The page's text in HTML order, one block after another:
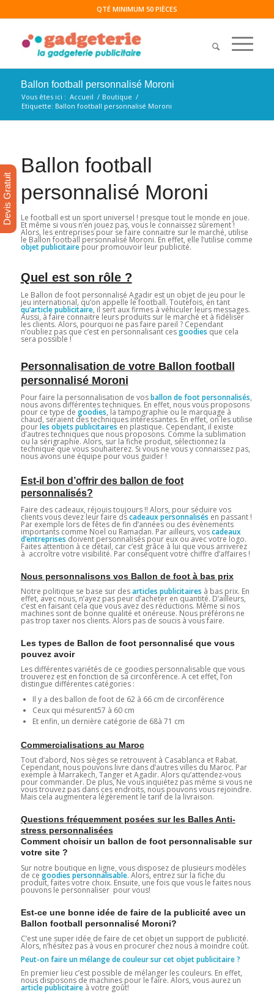
QTÉ MINIMUM 50 PIÈCES
Ballon football personnalisé Moroni
Vous êtes ici : Accueil / Boutique /
Etiquette: Ballon football personnalisé Moroni
Ballon football
personnalisé Moroni
Le football est un sport universel ! presque tout le monde en joue.
Et même si vous n’en jouez pas, vous le connaissez sûrement !
Alors, les entreprises pour se faire connaitre sur le marché, utilise
le Ballon football personnalisé Moroni. En effet, elle l’utilise comme
objet publicitairepour promouvoir leur publicité.
Quel est son rôle ?
Le Ballon de foot personnalisé Agadir est un objet de jeu pour le
jeu international, qu’on appelle le football. Toutefois, en tant
qu’article publicitaire, il sert aux firmes à véhiculer leurs messages.
Aussi, à faire connaitre leurs produits sur le marché et à fidéliser
les clients. Alors, pourquoi ne pas faire pareil ? Cependant
n’oubliez pas que c’est en personnalisant cesgoodies que cela
sera possible !
Personnalisation de votre Ballon football
personnalisé Moroni
Pour faire la personnalisation de vosballon de foot personnalisés,
nous avons différentes techniques. En effet, nous vous proposons
pour ce type de goodies, la tampographie ou le marquage à
chaud, seraient des techniques intéressantes. En effet, on les utilise
pourles objets publicitaires en plastique. Cependant, il existe
d’autres techniques que nous proposons. Comme la sublimation
ou la sérigraphie. Alors, sur la fiche produit, sélectionnez la
technique que vous souhaiterez. Si vous ne vous y connaissez pas,
nous avons une équipe pour vous guider !
Est-il bon d’offrir des ballon de foot
personnalisés?
Faire des cadeaux, réjouis toujours !! Alors, pour séduire vos
clients vous devez leur faire dscadeaux personnalisés en passant !
Par exemple lors de fêtes de fin d’années ou des évènements
importants comme Noel ou Ramadan. Par ailleurs, voscadeaux
d’entreprises doivent personnalisés pour eux ou avec votre logo.
Faites attention à ce détail, car c’est grâce à lui que vous arriverez
à accroître votre visibilité. Par conséquent votre chiffre d’affaires !
Nous personnalisons vos Ballon de foot à bas prix
Notre politique se base sur desarticles publicitaires à bas prix. En
effet, avec nous, n’ayez pas peur d’acheter en quantité. D’ailleurs,
c’est en faisant cela que vous avez des réductions. Même si nos
machines sont de bonne qualité et onéreuse. Nous préférons ne
pas trop taxer nos clients. Alors pas de soucis à vous faire.
Les types de Ballon de foot personnalisé que vous
pouvez avoir
Les différentes variétés de ce goodies personnalisable que vous
trouverez est en fonction de sa circonférence. A cet effet, l’on
distingue différentes catégories :
Il y a des ballon de foot de 62 à 66 cm de circonférence
Ceux qui mésurent57 à 60 cm
Et enfin, un dernière catégorie de 68à 71 cm
Commercialisations au Maroc
Tout d’abord, Nos sièges se retrouvent à Casablanca et Rabat.
Cependant, nous pouvons livre dans d’autres villes du Maroc. Par
exemple à Marrakech, Tanger et Agadir. Alors qu’attendez-vous
pour commander. De plus, Ne vous inquiétez pas même si vous ne
vous trouvez pas dans ces endroits, nous pouvons vous rejoindre.
Mais cela augmentera légèrement le tarif de la livraison.
Questions fréquemment posées sur les Balles Anti-
stress personnalisées
Comment choisir un ballon de foot personnalisable sur
votre site ?
Sur notre boutique en ligne, vous disposez de plusieurs modèles
de ce goodies personnalisable. Alors, entrez sur la fiche du
produit, faites votre choix. Ensuite, une fois que vous le faites nous
pouvons le personnaliser pour vous!
Est-ce une bonne idée de faire de la publicité avec un
Ballon football personnalisé Moroni?
C’est une super idée de faire de cet objet un support de publicité.
Alors, n’hésitez pas à vous en procurer chez nous à moindre coût.
Peut-on faire un mélange de couleur sur cet objet publicitaire ?
En premier lieu c’est possible de mélanger les couleurs. En effet,
nous disposons de machines pour le faire. Alors, vous aurez un
article publicitaireà votre goût!
Devis Gratuit